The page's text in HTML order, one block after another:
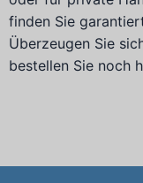
finden Sie
Überzeugen Sie
bestellen Sie noch